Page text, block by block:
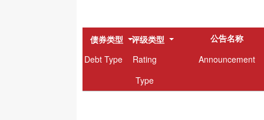
债券类型 评级类型
公告名称
Debt Type
Rating
Type
Announcement